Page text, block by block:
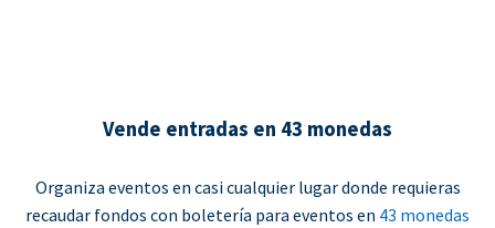
Vende entradas en 43 monedas
Organiza eventos en casi cualquier lugar donde requieras
recaudar fondos con boletería para eventos en 43 monedas